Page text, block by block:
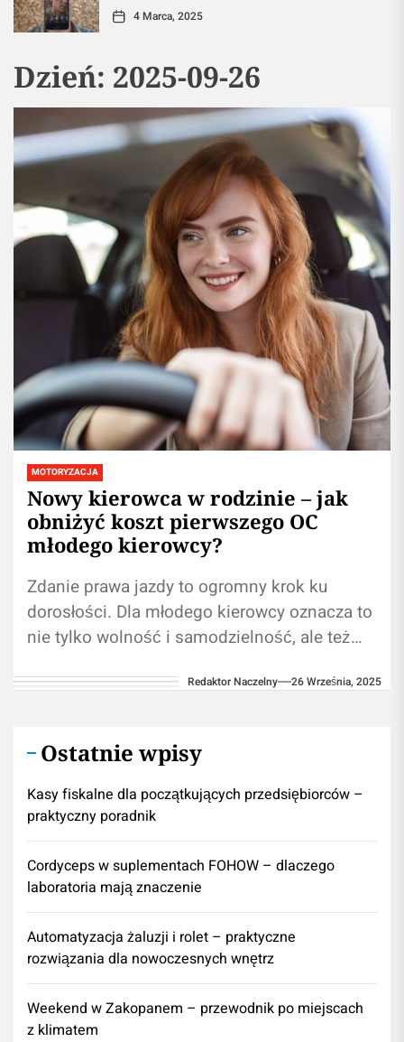
4 Marca, 2025
Dzień: 2025-09-26
MOTORYZACJA
Nowy kierowca w rodzinie – jak
obniżyć koszt pierwszego OC
młodego kierowcy?
Zdanie prawa jazdy to ogromny krok ku
dorosłości. Dla młodego kierowcy oznacza to
nie tylko wolność i samodzielność, ale też
Redaktor Naczelny 26 Września, 2025
Ostatnie wpisy
Kasy fiskalne dla początkujących przedsiębiorców –
praktyczny poradnik
Cordyceps w suplementach FOHOW – dlaczego
laboratoria mają znaczenie
Automatyzacja żaluzji i rolet – praktyczne
rozwiązania dla nowoczesnych wnętrz
Weekend w Zakopanem – przewodnik po miejscach
z klimatem